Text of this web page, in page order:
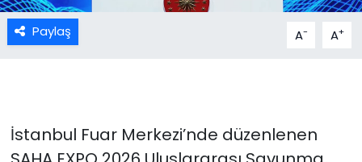
Paylaş A- A+
İstanbul Fuar Merkezi’nde düzenlenen